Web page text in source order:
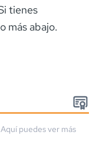
tienes
más abajo.
puedes ver más